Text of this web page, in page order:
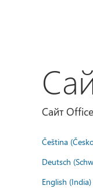
Сайт
Čeština
Deutsch
English (India)